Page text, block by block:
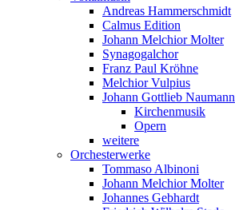
Andreas Hammerschmidt
Calmus Edition
Johann Melchior Molter
Synagogalchor
Franz Paul Kröhne
Melchior Vulpius
Johann Gottlieb Naumann
Kirchenmusik
Opern
weitere
Orchesterwerke
Tommaso Albinoni
Johann Melchior Molter
Johannes Gebhardt